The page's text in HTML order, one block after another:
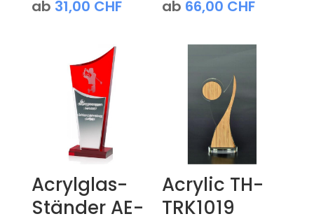
ab 31,00 CHF ab 66,00 CHF
Acrylglas-
Ständer AE-
Acrylic TH-
TRK1019